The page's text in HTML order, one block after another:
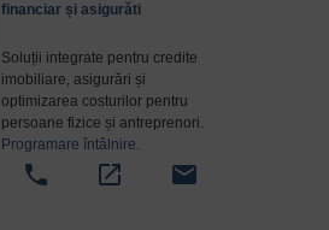
financiar și asigurăti
Soluții integrate pentru credite
imobiliare, asigurări și
optimizarea costurilor pentru
persoane fizice și antreprenori.
Programare întâlnire.
phone open_in_new email